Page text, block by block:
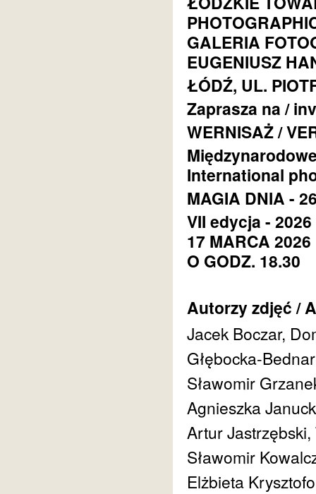
GALERIA
EUGENIUSZ
ŁÓDŹ, UL.
Zaprasza na /
WERNISAŻ /
International
MAGIA DNIA -
VII edycja -
17 MARCA
O GODZ. 18.30
Autorzy zdjęć /
Jacek Boczar,
Głębocka-
Sławomir
Agnieszka
Artur
Sławomir
Elżbieta